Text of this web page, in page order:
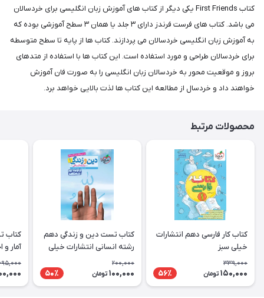
کتاب First Friends یکی دیگر از کتاب های آموزش زبان انگلیسی برای خردسالان
می باشد. کتاب های فرست فرندز دارای ۳ جلد یا همان ۳ سطح آموزشی بوده که
به آموزش زبان انگلیسی خردسالان می پردازند. کتاب ها از پایه تا سطح متوسطه
برای خردسالان طراحی و مورد استفاده است. این کتاب ها با استفاده از متدهای
بروز و موقعیت محور به خردسالان زبان انگلیسی را به صورت فان آموزش
خواهند داد و خردسال از مطالعه این کتاب ها لذت بالایی خواهد برد.
محصولات مرتبط
کتاب کار فارسی دهم انتشارات
خیلی سبز
339,000
150,000 تومان 56٪
کتاب تست دین و زندگی دهم
رشته انسانی انتشارات خیلی
200,000
100,000 تومان 50٪
کتاب
آمار و